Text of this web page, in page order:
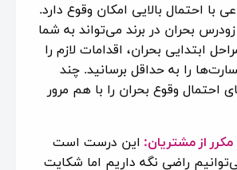
با احتمال بالایی امکان وقوع دارد.
بحران در برند می‌تواند به شما
ابتدایی بحران، اقدامات لازم را
را به حداقل برسانید. چند
احتمال وقوع بحران را با هم مرور
از مشتریان: این درست است
راضی نگه داریم اما شکایت